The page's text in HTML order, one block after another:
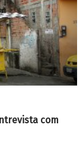
com